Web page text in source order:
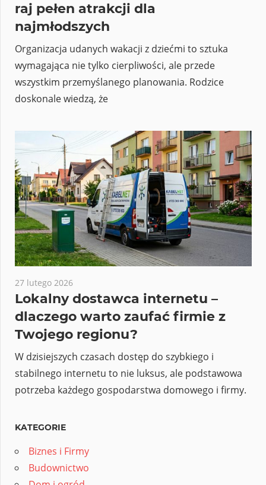
raj pełen atrakcji dla
najmłodszych
Organizacja udanych wakacji z dziećmi to sztuka
wymagająca nie tylko cierpliwości, ale przede
wszystkim przemyślanego planowania. Rodzice
doskonale wiedzą, że
27 lutego 2026
Lokalny dostawca internetu –
dlaczego warto zaufać firmie z
Twojego regionu?
W dzisiejszych czasach dostęp do szybkiego i
stabilnego internetu to nie luksus, ale podstawowa
potrzeba każdego gospodarstwa domowego i firmy.
KATEGORIE
Biznes i Firmy
Budownictwo